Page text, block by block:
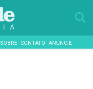
SOBRE CONTATO ANUNCIE